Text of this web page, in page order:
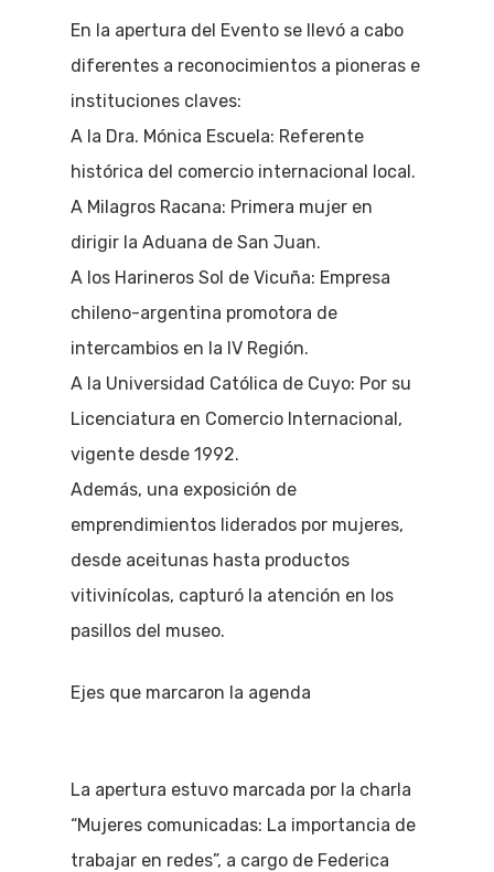
En la apertura del Evento se llevó a cabo
diferentes a reconocimientos a pioneras e
instituciones claves:
A la Dra. Mónica Escuela: Referente
histórica del comercio internacional local.
A Milagros Racana: Primera mujer en
dirigir la Aduana de San Juan.
A los Harineros Sol de Vicuña: Empresa
chileno-argentina promotora de
intercambios en la IV Región.
A la Universidad Católica de Cuyo: Por su
Licenciatura en Comercio Internacional,
vigente desde 1992.
Además, una exposición de
emprendimientos liderados por mujeres,
desde aceitunas hasta productos
vitivinícolas, capturó la atención en los
pasillos del museo.
Ejes que marcaron la agenda
La apertura estuvo marcada por la charla
“Mujeres comunicadas: La importancia de
trabajar en redes”, a cargo de Federica